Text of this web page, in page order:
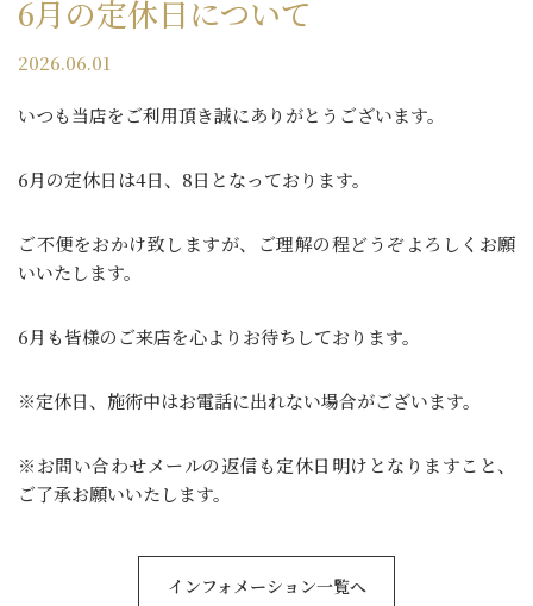
6月の定休日について
2026.06.01
いつも当店をご利用頂き誠にありがとうございます。
6月の定休日は4日、8日となっております。
ご不便をおかけ致しますが、ご理解の程どうぞよろしくお願
いいたします。
6月も皆様のご来店を心よりお待ちしております。
※定休日、施術中はお電話に出れない場合がございます。
※お問い合わせメールの返信も定休日明けとなりますこと、
ご了承お願いいたします。
インフォメーション一覧へ